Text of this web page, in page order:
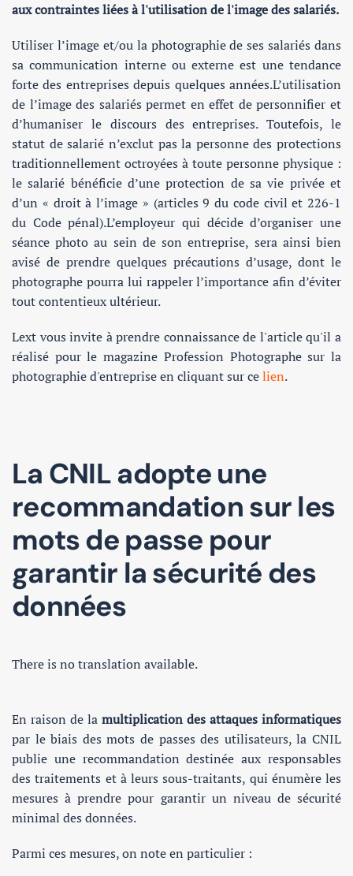
aux contraintes liées à l'utilisation de l'image des salariés.
Utiliser l’image et/ou la photographie de ses salariés dans
sa communication interne ou externe est une tendance
forte des entreprises depuis quelques années.L’utilisation
de l’image des salariés permet en effet de personnifier et
d’humaniser le discours des entreprises. Toutefois, le
statut de salarié n’exclut pas la personne des protections
traditionnellement octroyées à toute personne physique :
le salarié bénéficie d’une protection de sa vie privée et
d’un « droit à l’image » (articles 9 du code civil et 226-1
du Code pénal).L’employeur qui décide d’organiser une
séance photo au sein de son entreprise, sera ainsi bien
avisé de prendre quelques précautions d’usage, dont le
photographe pourra lui rappeler l’importance afin d’éviter
tout contentieux ultérieur.
Lext vous invite à prendre connaissance de l'article qu'il a
réalisé pour le magazine Profession Photographe sur la
photographie d'entreprise en cliquant sur celien.
La CNIL adopte une
recommandation sur les
mots de passe pour
garantir la sécurité des
données
There is no translation available.
En raison de la multiplication des attaques informatiques
par le biais des mots de passes des utilisateurs, la CNIL
publie une recommandation destinée aux responsables
des traitements et à leurs sous-traitants, qui énumère les
mesures à prendre pour garantir un niveau de sécurité
minimal des données.
Parmi ces mesures, on note en particulier :